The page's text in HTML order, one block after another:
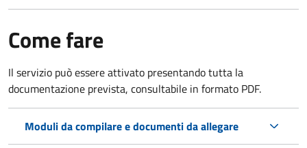
Come fare
Il servizio può essere attivato presentando tutta la
documentazione prevista, consultabile in formato PDF.
Moduli da compilare e documenti da allegare